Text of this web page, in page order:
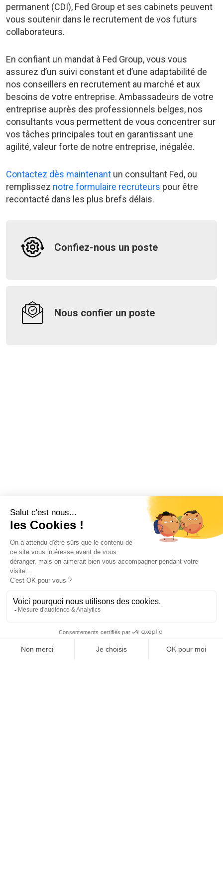
permanent (CDI), Fed Group et ses cabinets peuvent
vous soutenir dans le recrutement de vos futurs
collaborateurs.
En confiant un mandat à Fed Group, vous vous
assurez d’un suivi constant et d’une adaptabilité de
nos conseillers en recrutement au marché et aux
besoins de votre entreprise. Ambassadeurs de votre
entreprise auprès des professionnels belges, nos
consultants vous permettent de vous concentrer sur
vos tâches principales tout en garantissant une
agilité, valeur forte de notre entreprise, inégalée.
Contactez dès maintenant un consultant Fed, ou
remplissez notre formulaire recruteurs pour être
recontacté dans les plus brefs délais.
Confiez-nous un poste
Nous confier un poste